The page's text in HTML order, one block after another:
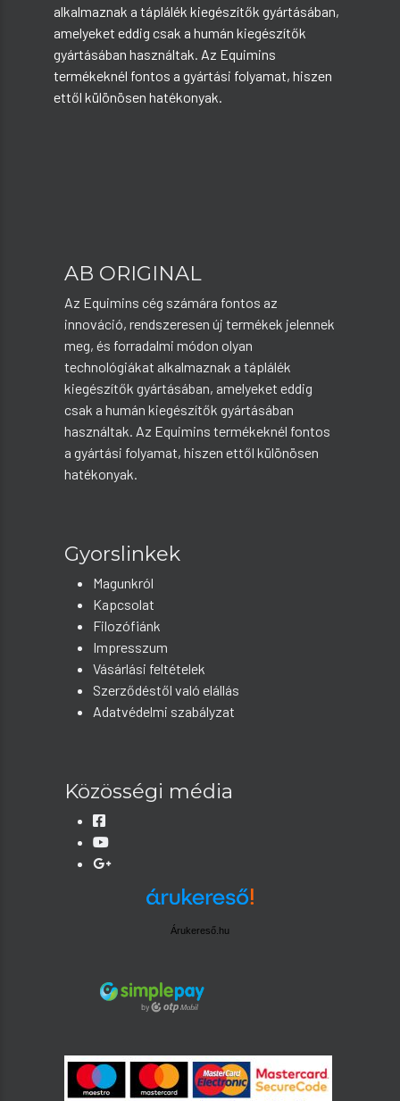
alkalmaznak a táplálék kiegészítők gyártásában,
amelyeket eddig csak a humán kiegészítők
gyártásában használtak. Az Equimins
termékeknél fontos a gyártási folyamat, hiszen
ettől különösen hatékonyak.
AB ORIGINAL
Az Equimins cég számára fontos az
innováció, rendszeresen új termékek jelennek
meg, és forradalmi módon olyan
technológiákat alkalmaznak a táplálék
kiegészítők gyártásában, amelyeket eddig
csak a humán kiegészítők gyártásában
használtak. Az Equimins termékeknél fontos
a gyártási folyamat, hiszen ettől különösen
hatékonyak.
Gyorslinkek
Magunkról
Kapcsolat
Filozófiánk
Impresszum
Vásárlási feltételek
Szerződéstől való elállás
Adatvédelmi szabályzat
Közösségi média
Árukereső.hu